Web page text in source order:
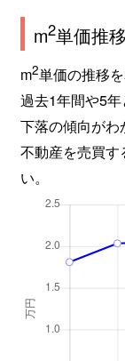
m2単価推移
m2単価の推移
過去1年間や5
下落の傾向がわ
不動産を売買す
い。